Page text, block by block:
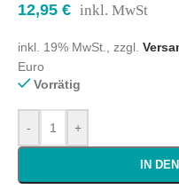
12,95 € inkl. MwSt
inkl. 19% MwSt., zzgl.
Euro
Vorrätig
- +
IN